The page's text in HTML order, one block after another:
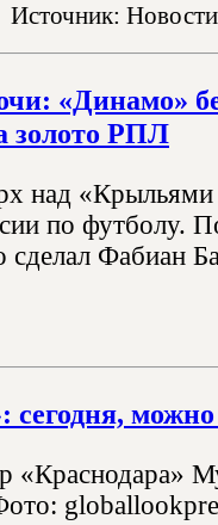
Источник:
«Динамо»
золото РПЛ
над
по
Фабиан
можно
«Краснодара»